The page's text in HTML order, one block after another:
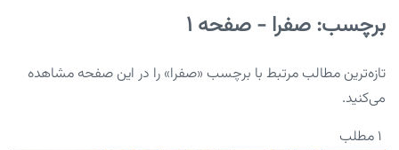
برچسب: صفرا - صفحه 1
تازه‌ترین مطالب مرتبط با برچسب «صفرا» را در این صفحه مشاهده
می‌کنید.
۱ مطلب